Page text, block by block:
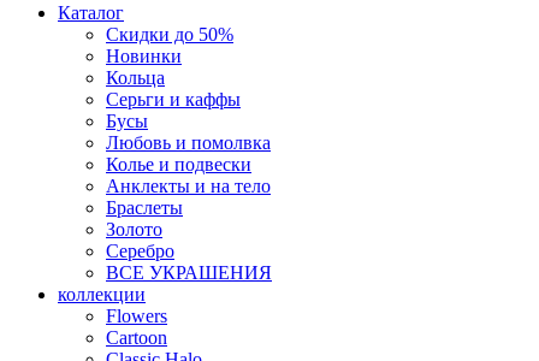
Каталог
Скидки до 50%
Новинки
Кольца
Серьги и каффы
Бусы
Любовь и помолвка
Колье и подвески
Анклекты и на тело
Браслеты
Золото
Серебро
ВСЕ УКРАШЕНИЯ
коллекции
Flowers
Cartoon